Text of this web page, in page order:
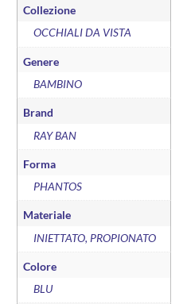
Collezione
OCCHIALI DA VISTA
Genere
BAMBINO
Brand
RAY BAN
Forma
PHANTOS
Materiale
INIETTATO, PROPIONATO
Colore
BLU